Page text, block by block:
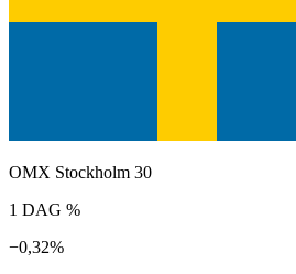
OMX Stockholm 30
1 DAG %
−0,32%